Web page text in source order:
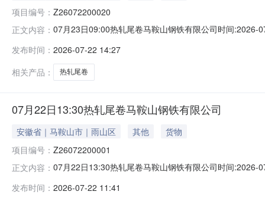
项目编号： Z26072200020
正文内容： 07月23日09:00热轧尾卷马鞍山钢铁有限公司时间
保证金：￥1,700.00元交易保证金：￥1,700.00元竞价
发布时间： 2026-07-22 14:27
相关产品：
热轧尾卷
07月22日13:30热轧尾卷马鞍山钢铁有限公司
安徽省｜马鞍山市｜雨山区 其他
货物
项目编号： Z26072200001
正文内容： 07月22日13:30热轧尾卷马鞍山钢铁有限公司时间
保证金：￥500.00元交易保证金：￥500.00元竞价保
发布时间： 2026-07-22 11:41